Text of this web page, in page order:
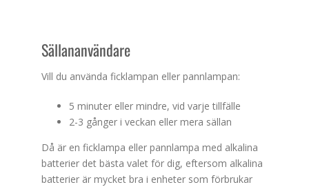
Sällananvändare
Vill du använda ficklampan eller pannlampan:
5 minuter eller mindre, vid varje tillfälle
2-3 gånger i veckan eller mera sällan
Då är en ficklampa eller pannlampa med alkalina
batterier det bästa valet för dig, eftersom alkalina
batterier är mycket bra i enheter som förbrukar